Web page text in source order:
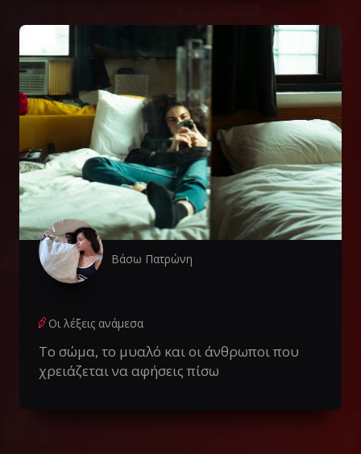
Βάσω Πατρώνη
Οι λέξεις ανάμεσα
Το σώμα, το μυαλό και οι άνθρωποι που
χρειάζεται να αφήσεις πίσω